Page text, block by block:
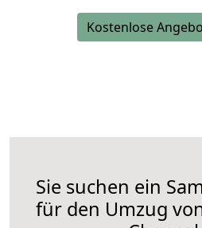
Kostenlose
Sie suchen ein
für den Umzug